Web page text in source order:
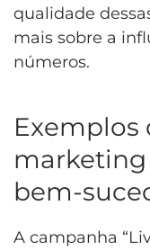
qualidade
mais sobre a
números.
Exemplos
bem-
A campanha